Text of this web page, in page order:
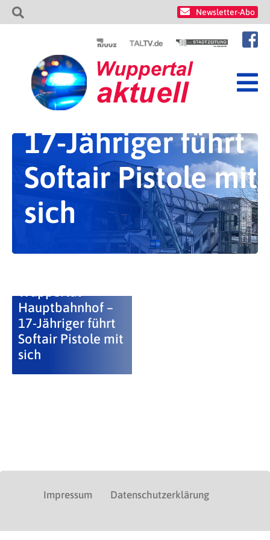
Newsletter-Abo
17-Jähriger führt
Softair Pistole mit
sich
Hauptbahnhof –
17-Jähriger führt
Softair Pistole mit
sich
Impressum Datenschutzerklärung